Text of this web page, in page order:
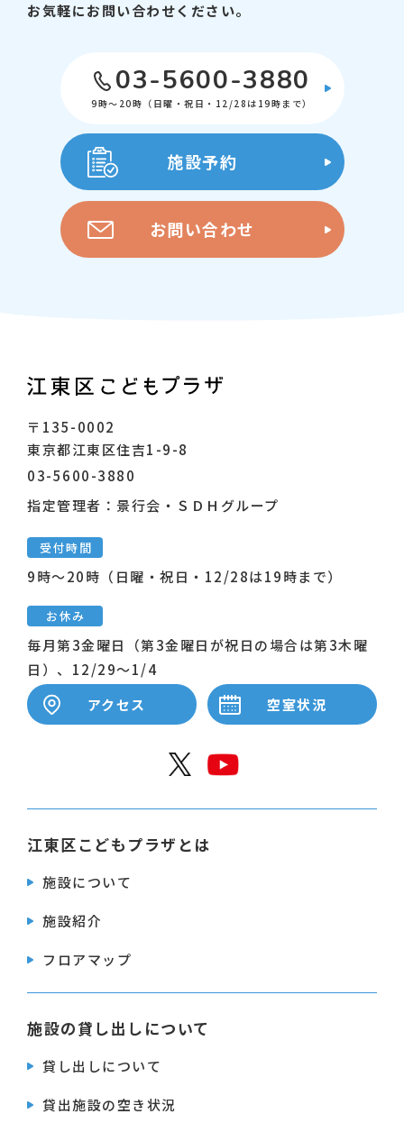
お気軽にお問い合わせください。
03-5600-3880
9時～20時（日曜・祝日・12/28は19時まで）
施設予約
お問い合わせ
〒135-0002
東京都江東区住吉1-9-8
03-5600-3880
指定管理者：景行会・ＳＤＨグループ
受付時間
9時～20時（日曜・祝日・12/28は19時まで）
お休み
毎月第3金曜日（第3金曜日が祝日の場合は第3木曜
日）、12/29～1/4
アクセス
空室状況
江東区こどもプラザとは
施設について
施設紹介
フロアマップ
施設の貸し出しについて
貸し出しについて
貸出施設の空き状況